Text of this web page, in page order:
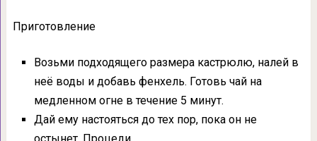
Приготовление
Возьми подходящего размера кастрюлю, налей в
неё воды и добавь фенхель. Готовь чай на
медленном огне в течение 5 минут.
Дай ему настояться до тех пор, пока он не